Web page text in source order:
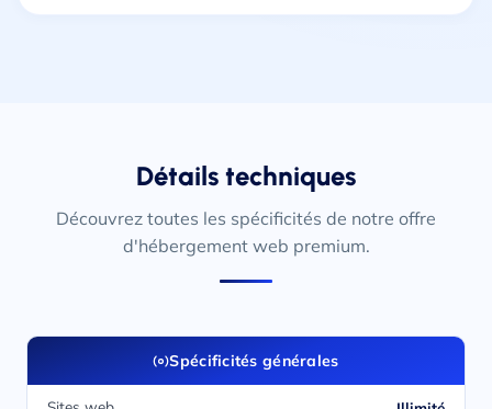
Détails techniques
Découvrez toutes les spécificités de notre offre
d'hébergement web premium.
Spécificités générales